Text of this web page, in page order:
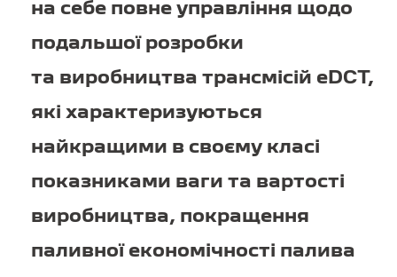
на себе повне управління щодо
подальшої розробки
та виробництва трансмісій eDCT,
які характеризуються
найкращими в своєму класі
показниками ваги та вартості
виробництва, покращення
паливної економічності палива